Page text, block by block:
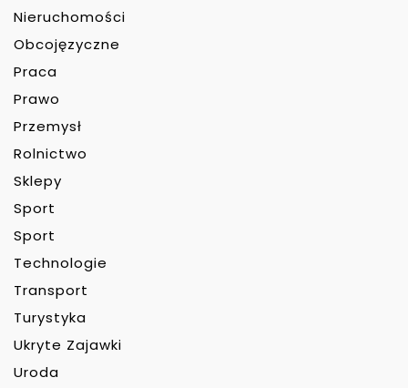
Nieruchomości
Obcojęzyczne
Praca
Prawo
Przemysł
Rolnictwo
Sklepy
Sport
Sport
Technologie
Transport
Turystyka
Ukryte Zajawki
Uroda